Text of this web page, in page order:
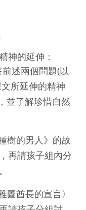
神的延伸：
述兩個問題(以
所延伸的精神
並了解珍惜自然
樹的男人》的故
再請孩子組內分
圖酋長的宣言〉